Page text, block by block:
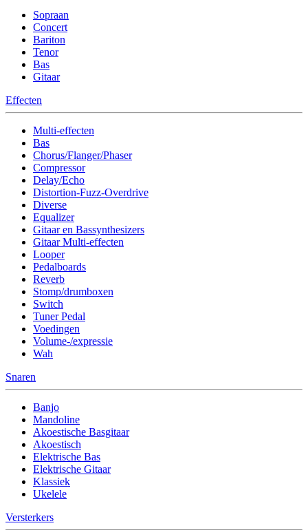
Sopraan
Concert
Bariton
Tenor
Bas
Gitaar
Effecten
Multi-effecten
Bas
Chorus/Flanger/Phaser
Compressor
Delay/Echo
Distortion-Fuzz-Overdrive
Diverse
Equalizer
Gitaar en Bassynthesizers
Gitaar Multi-effecten
Looper
Pedalboards
Reverb
Stomp/drumboxen
Switch
Tuner Pedal
Voedingen
Volume-/expressie
Wah
Snaren
Banjo
Mandoline
Akoestische Basgitaar
Akoestisch
Elektrische Bas
Elektrische Gitaar
Klassiek
Ukelele
Versterkers